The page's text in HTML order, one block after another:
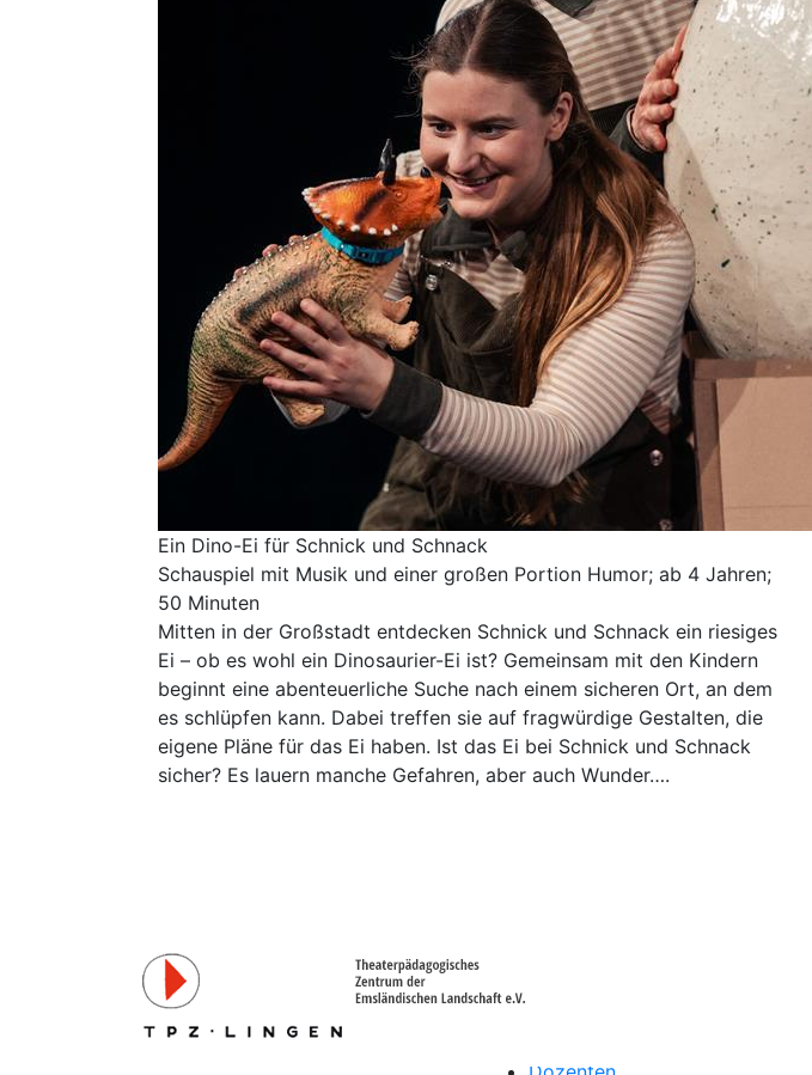
Ein Dino-Ei für Schnick und Schnack
Schauspiel mit Musik und einer großen Portion Humor; ab 4 Jahren;
50 Minuten
Mitten in der Großstadt entdecken Schnick und Schnack ein riesiges
Ei – ob es wohl ein Dinosaurier-Ei ist? Gemeinsam mit den Kindern
beginnt eine abenteuerliche Suche nach einem sicheren Ort, an dem
es schlüpfen kann. Dabei treffen sie auf fragwürdige Gestalten, die
eigene Pläne für das Ei haben. Ist das Ei bei Schnick und Schnack
sicher? Es lauern manche Gefahren, aber auch Wunder….